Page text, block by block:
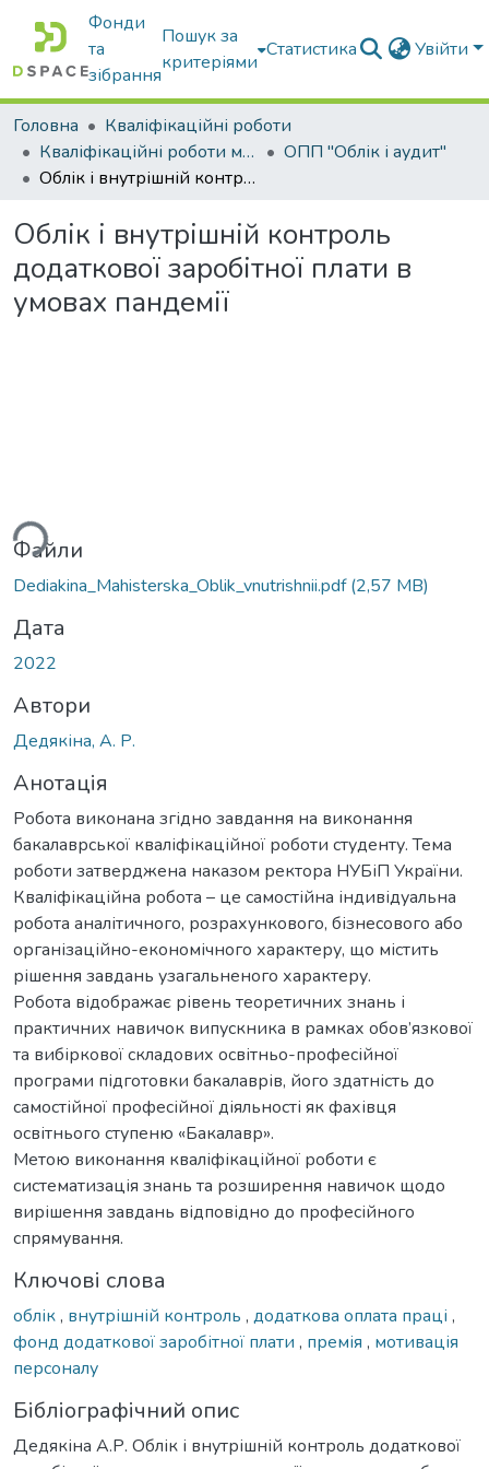
Фонди
та
зібрання
Пошук за
критеріями
Статистика Увійти
Головна
Кваліфікаційні роботи
Кваліфікаційні роботи магістрів
ОПП "Облік і аудит"
Облік і внутрішній контроль додаткової заробітної плати в умовах пандемії
Облік і внутрішній контроль
додаткової заробітної плати в
умовах пандемії
Файли
Dediakina_Мahisterska_Oblik_vnutrishnii.pdf(2,57 MB)
Дата
2022
Автори
Дедякіна, А. Р.
Анотація
Робота виконана згідно завдання на виконання
бакалаврської кваліфікаційної роботи студенту. Тема
роботи затверджена наказом ректора НУБіП України.
Кваліфікаційна робота – це самостійна індивідуальна
робота аналітичного, розрахункового, бізнесового або
організаційно-економічного характеру, що містить
рішення завдань узагальненого характеру.
Робота відображає рівень теоретичних знань і
практичних навичок випускника в рамках обов’язкової
та вибіркової складових освітньо-професійної
програми підготовки бакалаврів, його здатність до
самостійної професійної діяльності як фахівця
освітнього ступеню «Бакалавр».
Метою виконання кваліфікаційної роботи є
систематизація знань та розширення навичок щодо
вирішення завдань відповідно до професійного
спрямування.
Ключові слова
облік, внутрішній контроль , додаткова оплата праці ,
фонд додаткової заробітної плати , премія , мотивація
персоналу
Бібліографічний опис
Дедякіна А.Р. Облік і внутрішній контроль додаткової